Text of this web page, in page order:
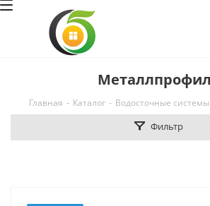
Главная - Каталог - Водосточные системы
Фильтр